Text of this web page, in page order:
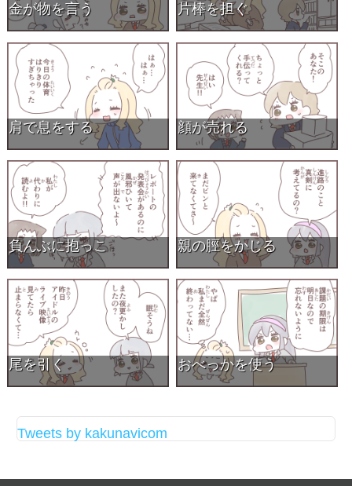
金が物を言う 片棒を担ぐ
肩で息をする 顔が売れる
負んぶに抱っこ 親の脛をかじる
尾を引く おべっかを使う
Tweets by kakunavicom